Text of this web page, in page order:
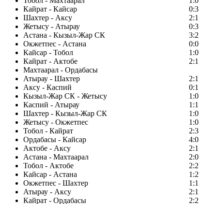
Кайрат - Кайсар
0:3
Шахтер - Аксу
2:1
Жетысу - Атырау
0:3
Астана - Кызыл-Жар СК
3:2
Окжетпес - Астана
0:0
Кайсар - Тобол
1:0
Кайрат - Актобе
2:1
Махтаарал - Ордабасы
Атырау - Шахтер
2:1
Аксу - Каспий
0:1
Кызыл-Жар СК - Жетысу
1:0
Каспий - Атырау
1:1
Шахтер - Кызыл-Жар СК
1:0
Жетысу - Окжетпес
1:0
Тобол - Кайрат
2:3
Ордабасы - Кайсар
4:0
Актобе - Аксу
2:1
Астана - Махтаарал
2:0
Тобол - Актобе
2:2
Кайсар - Астана
1:2
Окжетпес - Шахтер
1:1
Атырау - Аксу
2:1
Кайрат - Ордабасы
2:2